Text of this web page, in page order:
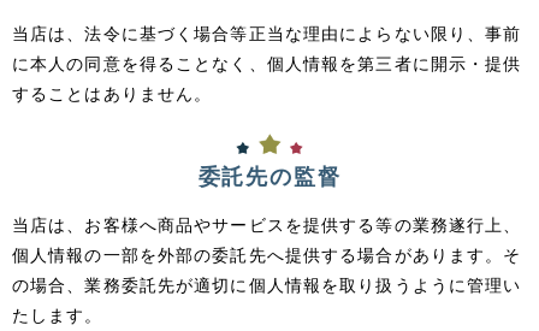
当店は、法令に基づく場合等正当な理由によらない限り、事前
に本人の同意を得ることなく、個人情報を第三者に開示・提供
することはありません。
委託先の監督
当店は、お客様へ商品やサービスを提供する等の業務遂行上、
個人情報の一部を外部の委託先へ提供する場合があります。そ
の場合、業務委託先が適切に個人情報を取り扱うように管理い
たします。